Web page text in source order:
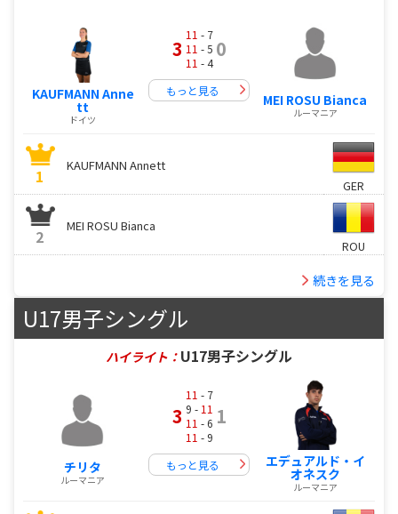
KAUFMANN Anne
tt
ドイツ
3
11 - 7
11 - 5
11 - 4
0
もっと見る
MEI ROSU Bianca
ルーマニア
1
KAUFMANN Annett
GER
2
MEI ROSU Bianca
ROU
続きを見る
U17男子シングル
ハイライト： U17男子シングル
チリタ
ルーマニア
3
11 - 7
9 - 11
11 - 6
11 - 9
1
もっと見る エデュアルド・イ
オネスク
ルーマニア